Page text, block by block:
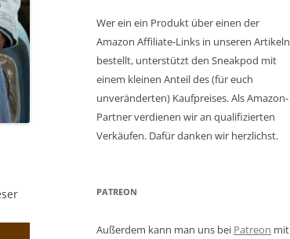
Wer ein ein Produkt über einen der
Amazon Affiliate-Links in unseren Artikeln
bestellt, unterstützt den Sneakpod mit
einem kleinen Anteil des (für euch
unveränderten) Kaufpreises. Als Amazon-
Partner verdienen wir an qualifizierten
Verkäufen. Dafür danken wir herzlichst.
PATREON
Außerdem kann man uns bei Patreon mit